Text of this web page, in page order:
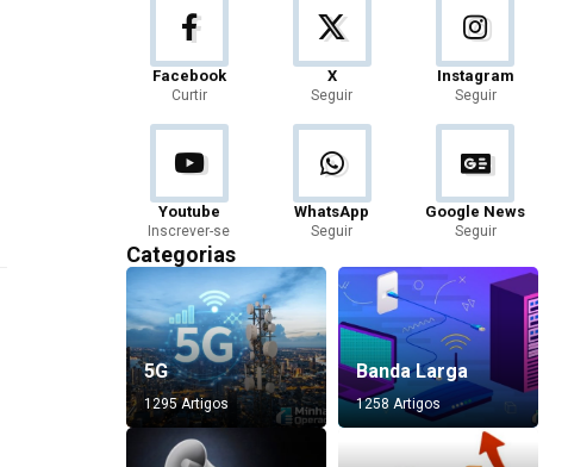
Facebook
Curtir
X
Seguir
Instagram
Seguir
Youtube
Inscrever-se
WhatsApp
Seguir
Google News
Seguir
Categorias
5G
1295 Artigos
Banda Larga
1258 Artigos